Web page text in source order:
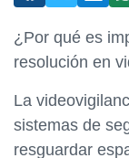
¿Por qué es
resolución en
La
sistemas de
resguardar